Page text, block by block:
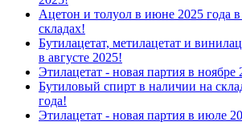
Ацетон и толуол в июне 2025 года
складах!
Бутилацетат, метилацетат и
в августе 2025!
Этилацетат - новая партия в ноябре
Бутиловый спирт в наличии на
года!
Этилацетат - новая партия в июле